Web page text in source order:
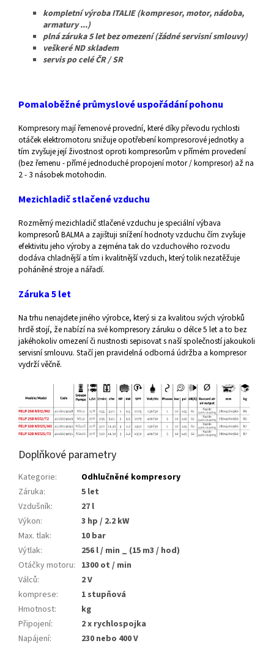
kompletní výroba ITALIE (kompresor, motor, nádoba,
armatury ...)
plná záruka 5 let bez omezení (žádné servisní smlouvy)
veškeré ND skladem
servis po celé ČR / SR
Pomaloběžné průmyslové uspořádání pohonu
Kompresory mají řemenové provední, které díky převodu rychlosti
otáček elektromotoru snižuje opotřebení kompresorové jednotky a
tím zvyšuje její živostnost oproti kompresorům v přímém provedení
(bez řemenu - přímé jednoduché propojení motor / kompresor) až na
2 - 3 násobek motohodin.
Mezichladič stlačené vzduchu
Rozměrný mezichladič stlačené vzduchu je speciální výbava
kompresorů BALMA a zajištuji snížení hodnoty vzduchu čím zvyšuje
efektivitu jeho výroby a zejména tak do vzduchového rozvodu
dodáva chladnější a tím i kvalitnější vzduch, který tolik nezatěžuje
poháněné stroje a nářadí.
Záruka 5 let
Na trhu nenajdete jiného výrobce, který si za kvalitou svých výrobků
hrdě stojí, že nabízí na své kompresory záruku o délce 5 let a to bez
jakéhokoliv omezení či nustnosti sepisovat s naší společností jakoukoli
servisní smlouvu. Stačí jen pravidelná odborná údržba a kompresor
vydrží věčně.
Doplňkové parametry
Kategorie:
Odhlučněné kompresory
Záruka:
5 let
Vzdušník:
27 l
Výkon:
3 hp / 2.2 kW
Max. tlak:
10 bar
Výtlak:
256 l / min _ (15 m3 / hod)
Otáčky motoru: 1300 ot / min
Válců:
2 V
komprese:
1 stupňová
Hmotnost:
kg
Připojení:
2 x rychlospojka
Napájení: 230 nebo 400 V